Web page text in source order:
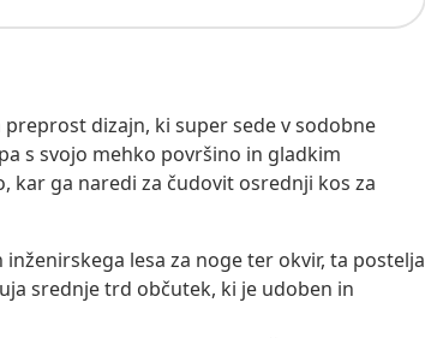
dizajn, ki super sede v sodobne
s svojo mehko površino in gladkim
ga naredi za čudovit osrednji kos za
lesa za noge ter okvir, ta postelja
srednje trd občutek, ki je udoben in